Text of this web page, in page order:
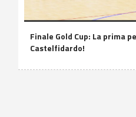
Finale Gold Cup: La prima
Castelfidardo!